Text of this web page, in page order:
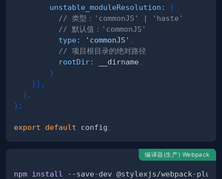
unstable_moduleResolution :
{
// 类型：'commonJS' | 'haste'
// 默认值：'commonJS'
type: 'commonJS' ,
// 项目根目录的绝对路径
rootDir: __dirname ,
}
}] ,
] ,
} ;
export default config ;
编译器(生产) Webpack
npm install